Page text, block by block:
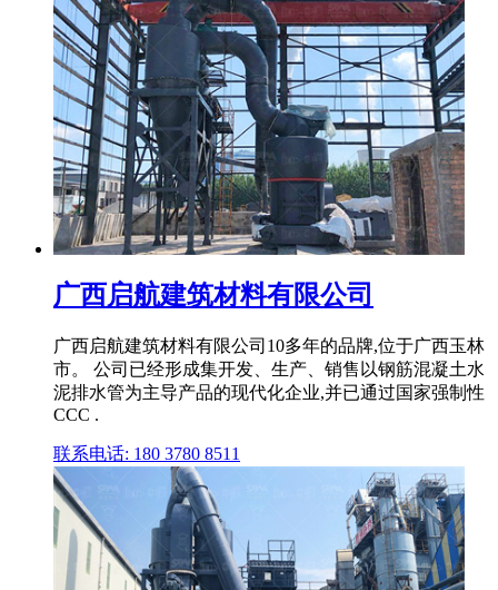
广西启航建筑材料有限公司
广西启航建筑材料有限公司10多年的品牌,位于广西玉林
市。 公司已经形成集开发、生产、销售以钢筋混凝土水
泥排水管为主导产品的现代化企业,并已通过国家强制性
CCC .
联系电话: 180 3780 8511